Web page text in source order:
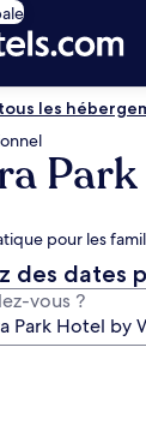
les
pour les
des dates
vous ?